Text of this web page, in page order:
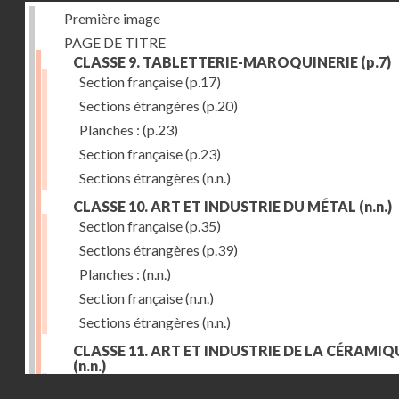
Première image
PAGE DE TITRE
CLASSE 9. TABLETTERIE-MAROQUINERIE (p.7)
Section française(p.17)
Sections étrangères (p.20)
Planches : (p.23)
Section française(p.23)
Sections étrangères (n.n.)
CLASSE 10. ART ET INDUSTRIE DU MÉTAL (n.n.)
Section française(p.35)
Sections étrangères (p.39)
Planches : (n.n.)
Section française(n.n.)
Sections étrangères (n.n.)
CLASSE 11. ART ET INDUSTRIE DE LA
(n.n.)